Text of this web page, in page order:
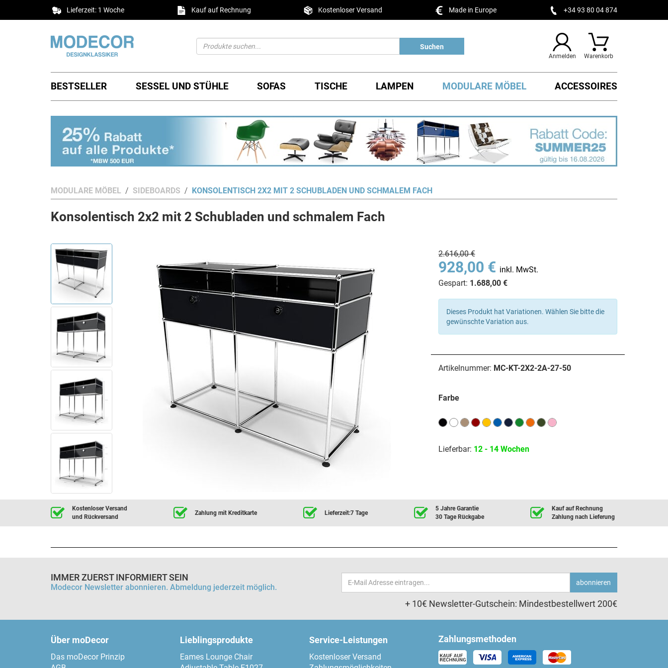
Lieferzeit: 1 Woche Kauf auf Rechnung Kostenloser Versand Made in Europe +34 93 80 04 874
Suchen
Anmelden Warenkorb
BESTSELLER SESSEL UND STÜHLE SOFAS TISCHE LAMPEN MODULARE MÖBEL ACCESSOIRES
MODULARE MÖBEL SIDEBOARDS KONSOLENTISCH 2X2 MIT 2 SCHUBLADEN UND SCHMALEM FACH
Konsolentisch 2x2 mit 2 Schubladen und schmalem Fach
2.616,00 €
928,00 € inkl. MwSt.
Gespart: 1.688,00 €
Dieses Produkt hat Variationen. Wählen Sie bitte die
gewünschte Variation aus.
Artikelnummer: MC-KT-2X2-2A-27-50
Farbe
Lieferbar: 12 - 14 Wochen
Kostenloser Versand
und Rückversand
Zahlung mit Kreditkarte Lieferzeit:7 Tage
5 Jahre Garantie
30 Tage Rückgabe
Kauf auf Rechnung
Zahlung nach Lieferung
IMMER ZUERST INFORMIERT SEIN
Modecor Newsletter abonnieren. Abmeldung jederzeit möglich.
Email-
Adresse
abonnieren
+ 10€ Newsletter-Gutschein: Mindestbestellwert 200€
Über moDecor
Das moDecor Prinzip
Lieblingsprodukte
Eames Lounge Chair
Service-Leistungen
Kostenloser Versand
Zahlungsmethoden